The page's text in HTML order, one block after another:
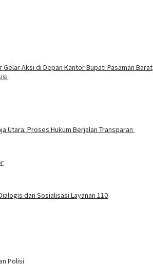
Aksi di Depan Kantor Bupati Pasaman Barat
Utara: Proses Hukum Berjalan Transparan
dan Sosialisasi Layanan 110
Polisi